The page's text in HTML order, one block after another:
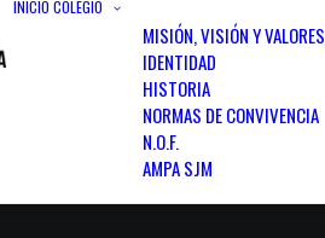
INICIO COLEGIO
MISIÓN, VISIÓN Y VALORES
IDENTIDAD
HISTORIA
NORMAS DE CONVIVENCIA
N.O.F.
AMPA SJM